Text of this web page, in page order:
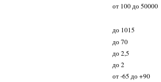
от 100 до 50000
до 1015
до 70
до 2,5
до 2
от -65 до +90